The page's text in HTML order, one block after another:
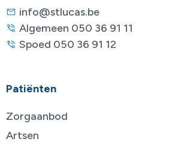
info@stlucas.be
Algemeen 050 36 91 11
Spoed 050 36 91 12
Patiënten
Zorgaanbod
Artsen